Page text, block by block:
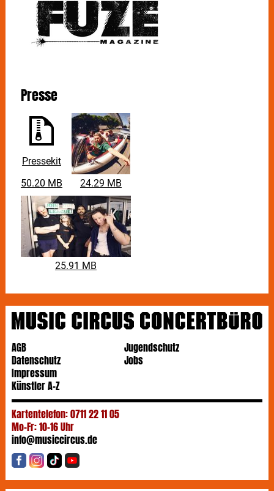
Presse
Pressekit
50.20 MB
24.29 MB
25.91 MB
AGB
Datenschutz
Impressum
Jugendschutz
Jobs
Künstler A-Z
Kartentelefon: 0711 22 11 05
Mo-Fr: 10-16 Uhr
info@musiccircus.de